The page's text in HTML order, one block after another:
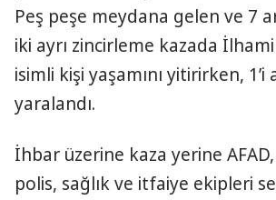
Peş peşe meydana gelen ve 7
iki ayrı zincirleme kazada
isimli kişi yaşamını yitirirken, 1’i
yaralandı.
İhbar üzerine kaza yerine
polis, sağlık ve itfaiye ekipleri